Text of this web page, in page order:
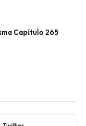
Capítulo 265